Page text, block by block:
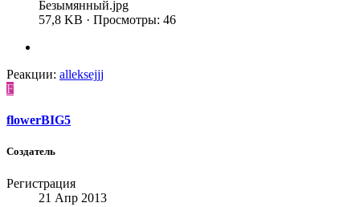
Безымянный.jpg
57,8 KB · Просмотры: 46
Реакции: alleksejjj
F
flowerBIG5
Создатель
Регистрация
21 Апр 2013